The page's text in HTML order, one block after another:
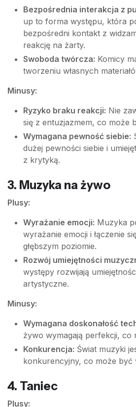
Bezpośrednia interakcja z
up to forma występu, która
bezpośredni kontakt z
reakcję na żarty.
Swoboda twórcza: Komicy
tworzeniu własnych
Minusy:
Ryzyko braku reakcji: Nie
się z entuzjazmem, co może
Wymagana pewność siebie:
dużej pewności siebie i
z krytyką.
3. Muzyka na żywo
Plusy:
Wyrażanie emocji: Muzyka
wyrażanie emocji i łączenie
głębszym poziomie.
Rozwój umiejętności
występy rozwijają
artystyczne.
Minusy:
Wymagana doskonałość
żywo wymagają perfekcji, co
Konkurencja: Świat muzyki
konkurencyjny, co może być
4. Taniec
Plusy: